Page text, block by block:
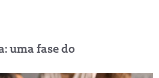
uma fase do